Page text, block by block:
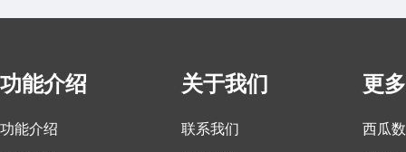
功能介绍
功能介绍
关于我们
联系我们
更
西瓜